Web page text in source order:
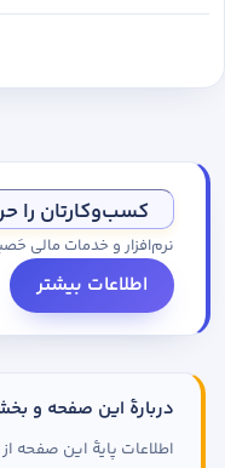
کسب‌وکارتان را
نرم‌افزار و خدمات مالی
اطلاعات بیشتر
دربارهٔ این صفحه و
اطلاعات پایهٔ این صفحه